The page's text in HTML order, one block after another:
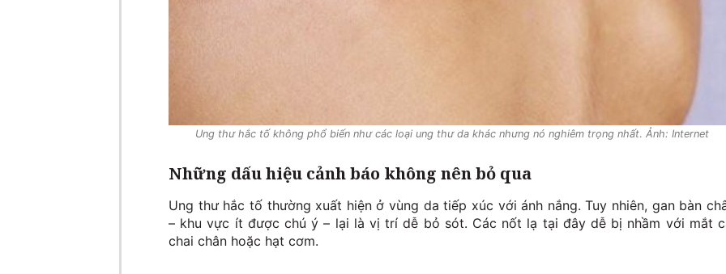
Ung thư hắc tố không phổ biến như các loại ung thư da khác nhưng nó nghiêm trọng nhất. Ảnh: Internet
Những dấu hiệu cảnh báo không nên bỏ qua
Ung thư hắc tố thường xuất hiện ở vùng da tiếp xúc với ánh nắng. Tuy nhiên, gan bàn
– khu vực ít được chú ý – lại là vị trí dễ bỏ sót. Các nốt lạ tại đây dễ bị nhầm với mắt
chai chân hoặc hạt cơm.